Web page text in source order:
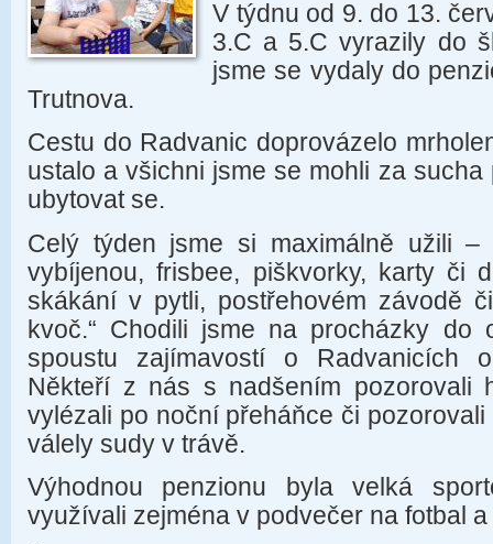
V týdnu od 9. do 13.
3.C a 5.C vyrazily do
jsme se vydaly do
Trutnova.
Cestu do Radvanic doprovázelo
ustalo a všichni jsme se mohli za
ubytovat se.
Celý týden jsme si maximálně užili –
vybíjenou, frisbee, piškvorky, karty či
skákání v pytli, postřehovém závodě
kvoč.“ Chodili jsme na procházky do
spoustu zajímavostí o Radvanicích
Někteří z nás s nadšením pozorovali
vylézali po noční přeháňce či
válely sudy v trávě.
Výhodnou penzionu byla velká
využívali zejména v podvečer na fotbal